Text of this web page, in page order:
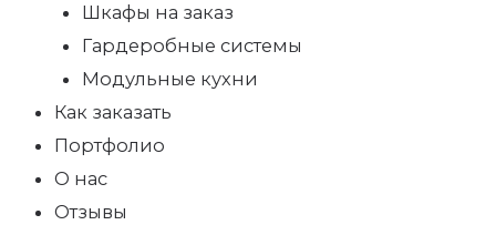
Шкафы на заказ
Гардеробные системы
Модульные кухни
Как заказать
Портфолио
О нас
Отзывы